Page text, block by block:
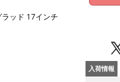
ッド 17インチ
入荷情報